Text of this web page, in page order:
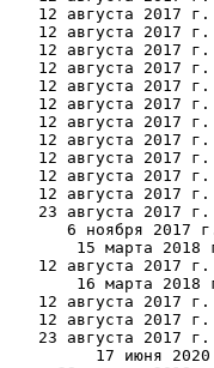
12 августа 2017
12 августа 2017
12 августа 2017
12 августа 2017
12 августа 2017
12 августа 2017
12 августа 2017
12 августа 2017
12 августа 2017
12 августа 2017
12 августа 2017
23 августа 2017
6 ноября 2017
15 марта 2018
12 августа 2017
16 марта 2018
12 августа 2017
12 августа 2017
23 августа 2017
17 июня